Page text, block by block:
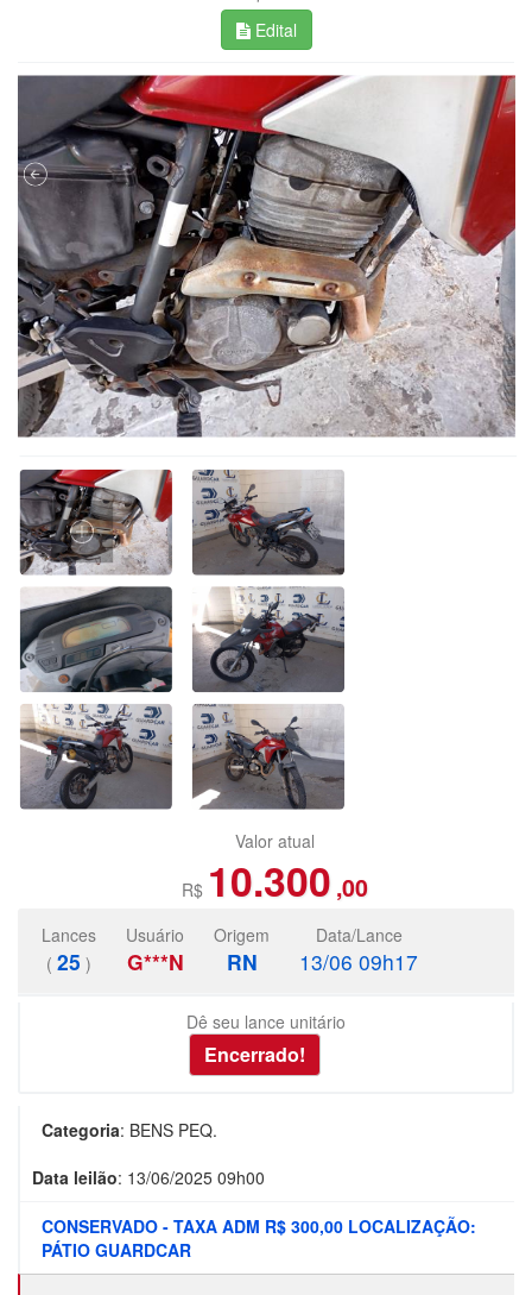
Edital
Valor atual
R$ 10.300 ,00
Lances
( 25 )
Usuário
G***N
Origem
RN
Data/Lance
13/06 09h17
Dê seu lance unitário
Categoria: BENS PEQ.
Data leilão: 13/06/2025 09h00
CONSERVADO - TAXA ADM R$ 300,00 LOCALIZAÇÃO:
PÁTIO GUARDCAR